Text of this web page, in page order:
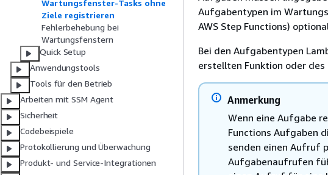
Wartungsfenster-Tasks ohne
Ziele registrieren
Fehlerbehebung bei
Wartungsfenstern
Quick Setup
Anwendungstools
Tools für den Betrieb
Arbeiten mit SSM Agent
Sicherheit
Codebeispiele
Protokollierung und Überwachung
Produkt- und Service-Integrationen
Aufgabentypen im
AWS Step Functions)
Bei den Aufgabentypen
erstellten Funktion oder
Anmerkung
Wenn eine Aufgabe
Functions Aufgaben
senden einen Aufruf
Aufgabenaufrufen